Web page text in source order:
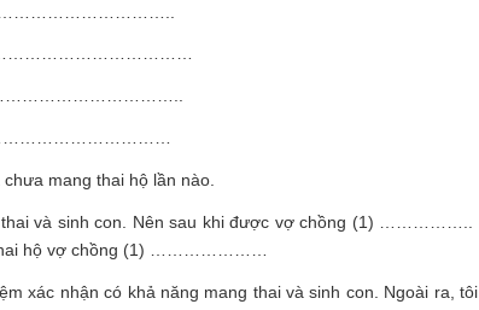
mang thai hộ lần nào.
và sinh con. Nên sau khi được vợ chồng (1) ……………..
thai hộ vợ chồng (1) …………………
xác nhận có khả năng mang thai và sinh con. Ngoài ra, tôi